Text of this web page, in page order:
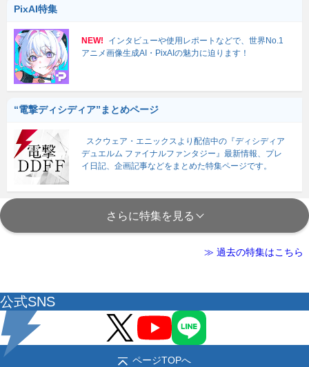
PixAI特集
NEW!
インタビューや使用レポートなどで、世界No.1
アニメ画像生成AI・PixAIの魅力に迫ります！
“電撃ディシディア”まとめページ
スクウェア・エニックスより配信中の『ディシディア
デュエルム ファイナルファンタジー』最新情報、プレ
イ日記、企画記事などをまとめた特集ページです。
さらに特集を見る
≫ 過去の特集はこちら
公式SNS
ページTOPへ